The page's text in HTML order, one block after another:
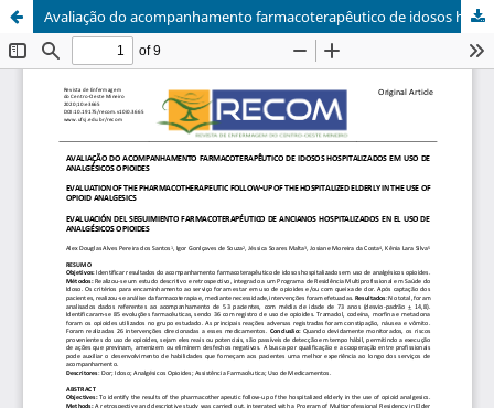
Avaliação do acompanhamento farmacoterapêutico de idosos hospitalizados em uso de analgésicos opioides